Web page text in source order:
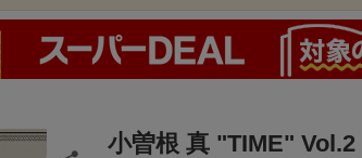
小曽根 真 "TIME"